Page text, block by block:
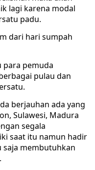
lagi karena modal
padu.
dari hari sumpah
para pemuda
pulau dan
berjauhan ada yang
Sulawesi, Madura
segala
saat itu namun hadir
membutuhkan